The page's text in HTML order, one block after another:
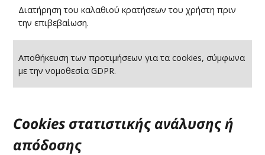
Διατήρηση του καλαθιού κρατήσεων του χρήστη πριν
την επιβεβαίωση.
Αποθήκευση των προτιμήσεων για τα cookies, σύμφωνα
με την νομοθεσία GDPR.
Cookies στατιστικής ανάλυσης ή
απόδοσης